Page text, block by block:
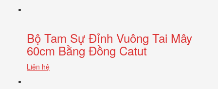
Bộ Tam Sự Đỉnh Vuông Tai Mây
60cm Bằng Đồng Catut
Liên hệ